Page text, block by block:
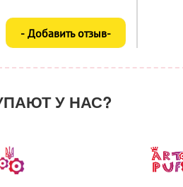
У НАС?